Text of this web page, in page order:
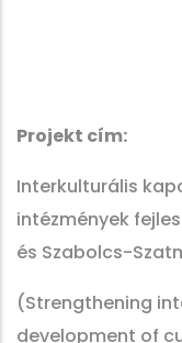
Projekt cím:
Interkulturális
intézmények
és Szabolcs-
(Strengthening
development of